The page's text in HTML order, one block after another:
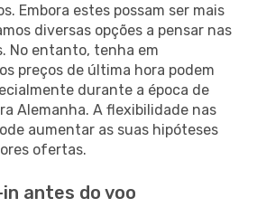
Embora estes possam ser mais
diversas opções a pensar nas
No entanto, tenha em
preços de última hora podem
durante a época de
Alemanha. A flexibilidade nas
aumentar as suas hipóteses
ofertas.
antes do voo